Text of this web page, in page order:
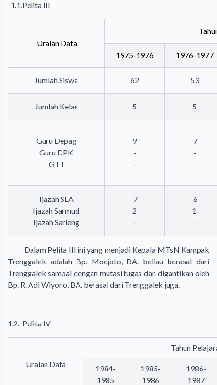
1.1.Pelita III
Uraian Data
1975-1976 1976-1977
Jumlah Siswa 62 53
Jumlah Kelas 5 5
Guru Depag
Guru DPK
GTT
9
-
-
7
-
-
Ijazah SLA
Ijazah Sarmud
Ijazah Sarleng
7
2
-
6
1
-
Dalam Pelita III ini yang menjadi Kepala MTsN Kampak
Trenggalek adalah Bp. Moejoto, BA. beliau berasal dari
Trenggalek sampai dengan mutasi tugas dan digantikan oleh
Bp. R. Adi Wiyono, BA. berasal dari Trenggalek juga.
1.2. Pelita IV
Uraian Data
Tahun
1984-
1985
1985-
1986
1986-
1987